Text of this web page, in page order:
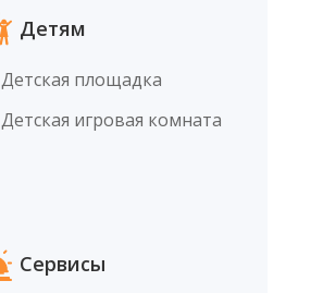
Детям
Детская площадка
Детская игровая комната
Сервисы